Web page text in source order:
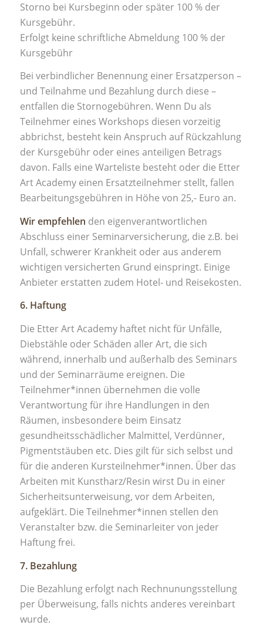
Storno bei Kursbeginn oder später 100 % der
Kursgebühr.
Erfolgt keine schriftliche Abmeldung 100 % der
Kursgebühr
Bei verbindlicher Benennung einer Ersatzperson –
und Teilnahme und Bezahlung durch diese –
entfallen die Stornogebühren. Wenn Du als
Teilnehmer eines Workshops diesen vorzeitig
abbrichst, besteht kein Anspruch auf Rückzahlung
der Kursgebühr oder eines anteiligen Betrags
davon. Falls eine Warteliste besteht oder die Etter
Art Academy einen Ersatzteilnehmer stellt, fallen
Bearbeitungsgebühren in Höhe von 25,- Euro an.
Wir empfehlen den eigenverantwortlichen
Abschluss einer Seminarversicherung, die z.B. bei
Unfall, schwerer Krankheit oder aus anderem
wichtigen versicherten Grund einspringt. Einige
Anbieter erstatten zudem Hotel- und Reisekosten.
6. Haftung
​Die Etter Art Academy haftet nicht für Unfälle,
Diebstähle oder Schäden aller Art, die sich
während, innerhalb und außerhalb des Seminars
und der Seminarräume ereignen. Die
Teilnehmer*innen übernehmen die volle
Verantwortung für ihre Handlungen in den
Räumen, insbesondere beim Einsatz
gesundheitsschädlicher Malmittel, Verdünner,
Pigmentstäuben etc. Dies gilt für sich selbst und
für die anderen Kursteilnehmer*innen. Über das
Arbeiten mit Kunstharz/Resin wirst Du in einer
Sicherheitsunterweisung, vor dem Arbeiten,
aufgeklärt. Die Teilnehmer*innen stellen den
Veranstalter bzw. die Seminarleiter von jeder
Haftung frei.
7. Bezahlung​
Die Bezahlung erfolgt nach Rechnunungsstellung
per Überweisung, falls nichts anderes vereinbart
wurde.​